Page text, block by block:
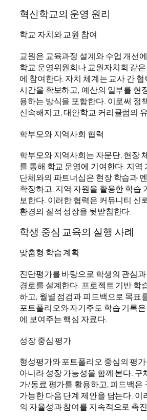
혁신학교의 운영 원리
학교 자치와 교원 참여
교원은 교육과정 설계와 수업 개선
학교 운영위원회나 교원자치회 같
에 참여한다. 자치 체계는 교사 간
시간을 확보하고, 예산의 일부를 현
용하는 방식을 포함한다. 이로써 정
신속해지고, 대안학교 커리큘럼의
학부모와 지역사회 협력
학부모와 지역사회는 자문단, 현장
를 통해 학교 운영에 기여한다. 지역
단체와의 파트너십은 현장 학습과
확장하고, 지역 자원을 활용한 학습
보한다. 이러한 협력은 커뮤니티 신
환경의 질적 성장을 뒷받침한다.
학생 중심 교육의 실행 사례
맞춤형 학습 계획
진단평가를 바탕으로 학생의 관심
경로를 설계한다. 프로젝트 기반 학
하고, 월별 점검과 피드백으로 목표
포트폴리오와 자기주도 학습 기록
에 보여주는 핵심 자료다.
성장 중심 평가
형성평가와 포트폴리오 중심의 평
아니라 성장 가능성을 함께 본다. 구
가/동료 평가를 활용하고, 피드백은
가능한 다음 단계 제안을 담는다. 이
의 자율성과 참여를 지속적으로 촉